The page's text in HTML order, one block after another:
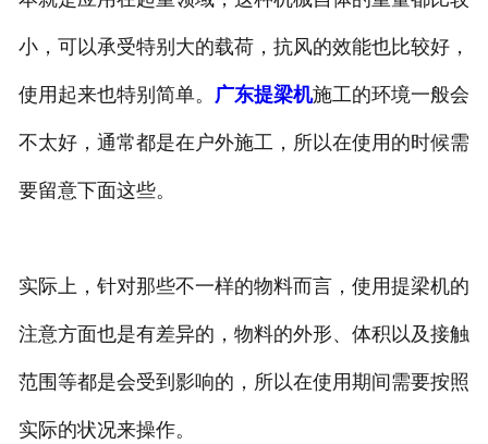
小，可以承受特别大的载荷，抗风的效能也比较好，
使用起来也特别简单。 广东提梁机施工的环境一般会
不太好，通常都是在户外施工，所以在使用的时候需
要留意下面这些。
实际上，针对那些不一样的物料而言，使用提梁机的
注意方面也是有差异的，物料的外形、体积以及接触
范围等都是会受到影响的，所以在使用期间需要按照
实际的状况来操作。